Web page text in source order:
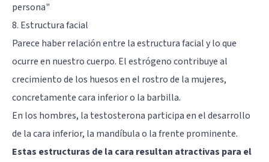
persona"
8. Estructura facial
Parece haber relación entre la estructura facial y lo que
ocurre en nuestro cuerpo. El estrógeno contribuye al
crecimiento de los huesos en el rostro de la mujeres,
concretamente cara inferior o la barbilla.
En los hombres, la testosterona participa en el desarrollo
de la cara inferior, la mandíbula o la frente prominente.
Estas estructuras de la cara resultan atractivas para el